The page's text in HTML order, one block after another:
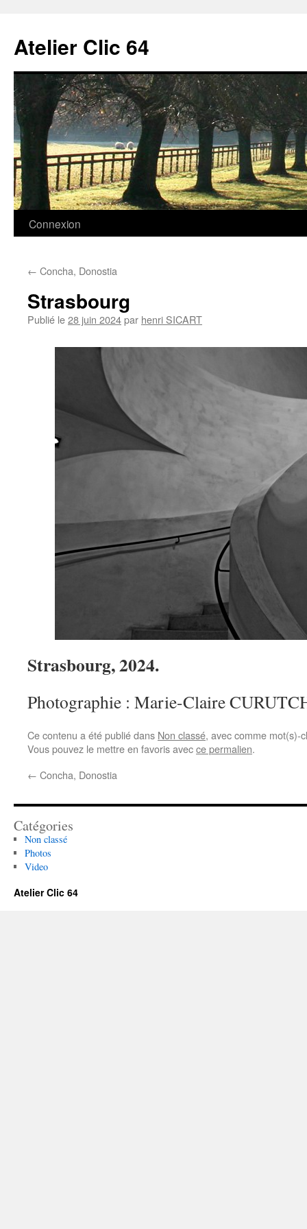
contenu
Atelier Clic 64
Connexion
← Concha, Donostia
Strasbourg
Publié le28 juin 2024par henri SICART
Strasbourg, 2024.
Photographie : Marie-Claire
Ce contenu a été publié dans Non classé, avec comme mot(s)-
Vous pouvez le mettre en favoris avecce permalien.
← Concha, Donostia
Catégories
Non classé
Photos
Video
Atelier Clic 64